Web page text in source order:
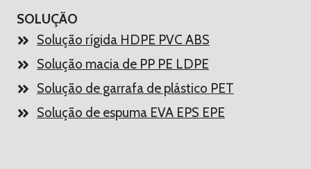
SOLUÇÃO
Solução rígida HDPE PVC ABS
Solução macia de PP PE LDPE
Solução de garrafa de plástico PET
Solução de espuma EVA EPS EPE